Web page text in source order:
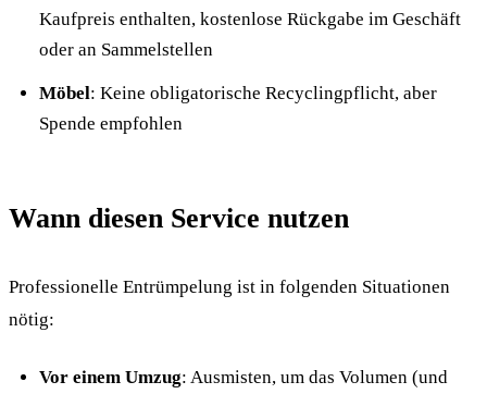
Kaufpreis enthalten, kostenlose Rückgabe im Geschäft
oder an Sammelstellen
Möbel: Keine obligatorische Recyclingpflicht, aber
Spende empfohlen
Wann diesen Service nutzen
Professionelle Entrümpelung ist in folgenden Situationen
nötig:
Vor einem Umzug: Ausmisten, um das Volumen (und